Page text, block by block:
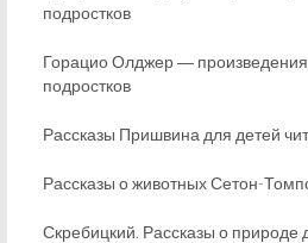
подростков
Горацио Олджер ― произведения
подростков
Рассказы Пришвина для детей
Рассказы о животных Сетон-
Скребицкий. Рассказы о природе